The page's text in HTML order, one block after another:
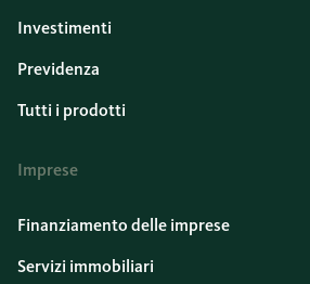
Investimenti
Previdenza
Tutti i prodotti
Imprese
Finanziamento delle imprese
Servizi immobiliari